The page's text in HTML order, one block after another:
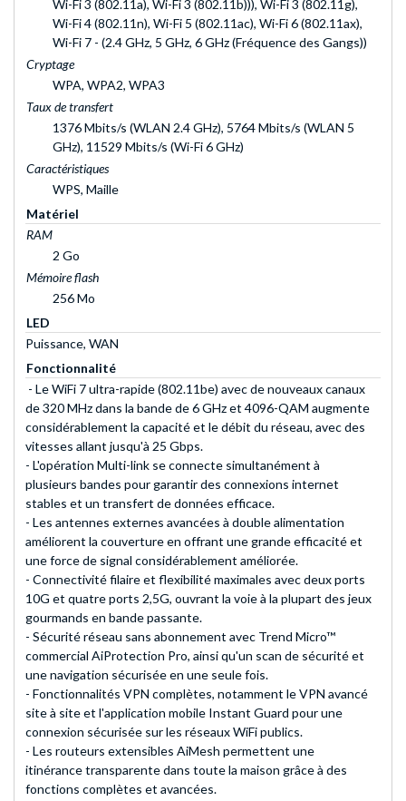
Wi-Fi 3 (802.11a), Wi-Fi 3 (802.11b))), Wi-Fi 3 (802.11g),
Wi-Fi 4 (802.11n), Wi-Fi 5 (802.11ac), Wi-Fi 6 (802.11ax),
Wi-Fi 7 - (2.4 GHz, 5 GHz, 6 GHz (Fréquence des Gangs))
Cryptage
WPA, WPA2, WPA3
Taux de transfert
1376 Mbits/s (WLAN 2.4 GHz), 5764 Mbits/s (WLAN 5
GHz), 11529 Mbits/s (Wi-Fi 6 GHz)
Caractéristiques
WPS, Maille
Matériel
RAM
2 Go
Mémoire flash
256 Mo
LED
Puissance, WAN
Fonctionnalité
- Le WiFi 7 ultra-rapide (802.11be) avec de nouveaux canaux
de 320 MHz dans la bande de 6 GHz et 4096-QAM augmente
considérablement la capacité et le débit du réseau, avec des
vitesses allant jusqu'à 25 Gbps.
- L'opération Multi-link se connecte simultanément à
plusieurs bandes pour garantir des connexions internet
stables et un transfert de données efficace.
- Les antennes externes avancées à double alimentation
améliorent la couverture en offrant une grande efficacité et
une force de signal considérablement améliorée.
- Connectivité filaire et flexibilité maximales avec deux ports
10G et quatre ports 2,5G, ouvrant la voie à la plupart des jeux
gourmands en bande passante.
- Sécurité réseau sans abonnement avec Trend Micro™
commercial AiProtection Pro, ainsi qu'un scan de sécurité et
une navigation sécurisée en une seule fois.
- Fonctionnalités VPN complètes, notamment le VPN avancé
site à site et l'application mobile Instant Guard pour une
connexion sécurisée sur les réseaux WiFi publics.
- Les routeurs extensibles AiMesh permettent une
itinérance transparente dans toute la maison grâce à des
fonctions complètes et avancées.